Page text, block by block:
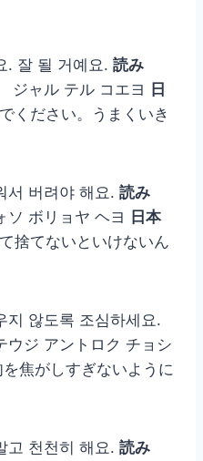
. 잘 될 거예요. 読み
ジャル テル コエヨ 日
ください。うまくいき
서 버려야 해요. 読み
ソ ボリョヤ ヘヨ 日本
捨てないといけないん
지 않도록 조심하세요.
ウジ アントロク チョシ
を焦がしすぎないように
고 천천히 해요. 読み